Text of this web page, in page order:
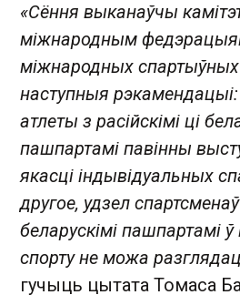
«Сёння выканаўчы
міжнародным
міжнародных спартыўных
наступныя
атлеты з расійскімі ці
пашпартамі павінны
якасці індывідуальных
другое, удзел спартсменаў
беларускімі пашпартамі
спорту не можа
гучыць цытата Томаса